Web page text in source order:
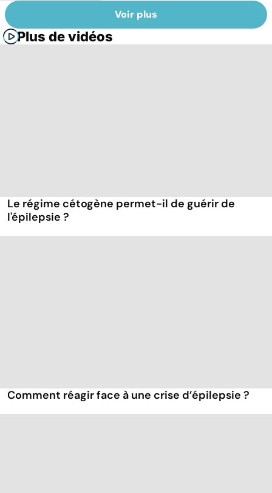
Voir plus
Plus de vidéos
Le régime cétogène permet-il de guérir de
l'épilepsie ?
Comment réagir face à une crise d’épilepsie ?